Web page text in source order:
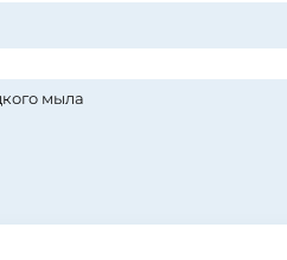
мыла